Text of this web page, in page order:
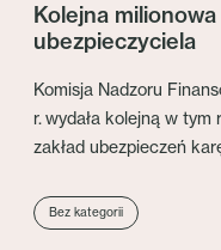
Kolejna
ubezpieczyciela
Komisja Nadzoru
r. wydała kolejną w
zakład ubezpieczeń
Bez kategorii